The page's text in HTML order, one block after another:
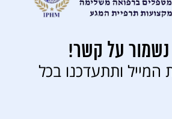
נשמור על קשר!
המייל ותתעדכנו בכל